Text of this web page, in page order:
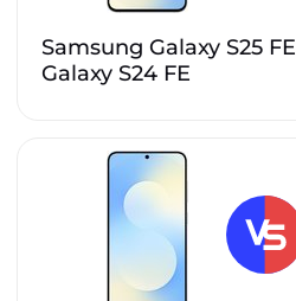
Samsung Galaxy S25 FE
Galaxy S24 FE